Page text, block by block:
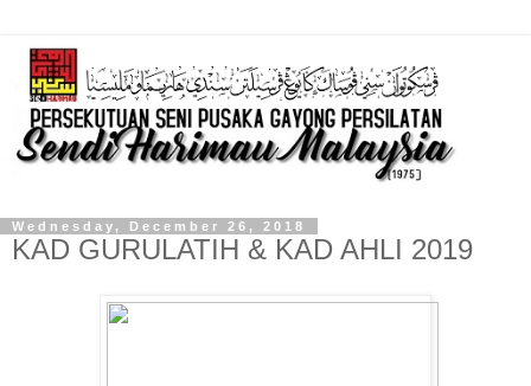
Wednesday, December 26, 2018
KAD GURULATIH & KAD AHLI 2019